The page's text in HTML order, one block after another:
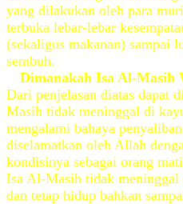
yang dilakukan oleh para
terbuka lebar-lebar
(sekaligus makanan) sampai
sembuh.
Dimanakah Isa Al-Masih
Dari penjelasan diatas dapat
Masih tidak meninggal di
mengalami bahaya
diselamatkan oleh Allah
kondisinya sebagai orang
Isa Al-Masih tidak
dan tetap hidup bahkan